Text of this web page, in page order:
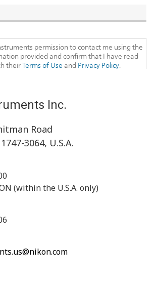
Inc.
Road
3064, U.S.A.
(within the U.S.A. only)